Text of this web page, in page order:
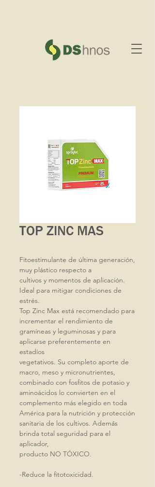
TOP ZINC MAS
Fitoestimulante de última generación,
muy plástico respecto a
cultivos y momentos de aplicación.
Ideal para mitigar condiciones de
estrés.
Top Zinc Max está recomendado para
incrementar el rendimiento de
gramíneas y leguminosas y para
aplicarse preferentemente en
estadíos
vegetativos. Su completo aporte de
macro, meso y micronutrientes,
combinado con fosfitos de potasio y
aminoácidos lo convierten en el
complemento más elegido en toda
América para la nutrición y protección
sanitaria de los cultivos. Además
brinda total seguridad para el
aplicador,
producto NO TÓXICO.
-Reduce la fitotoxicidad.